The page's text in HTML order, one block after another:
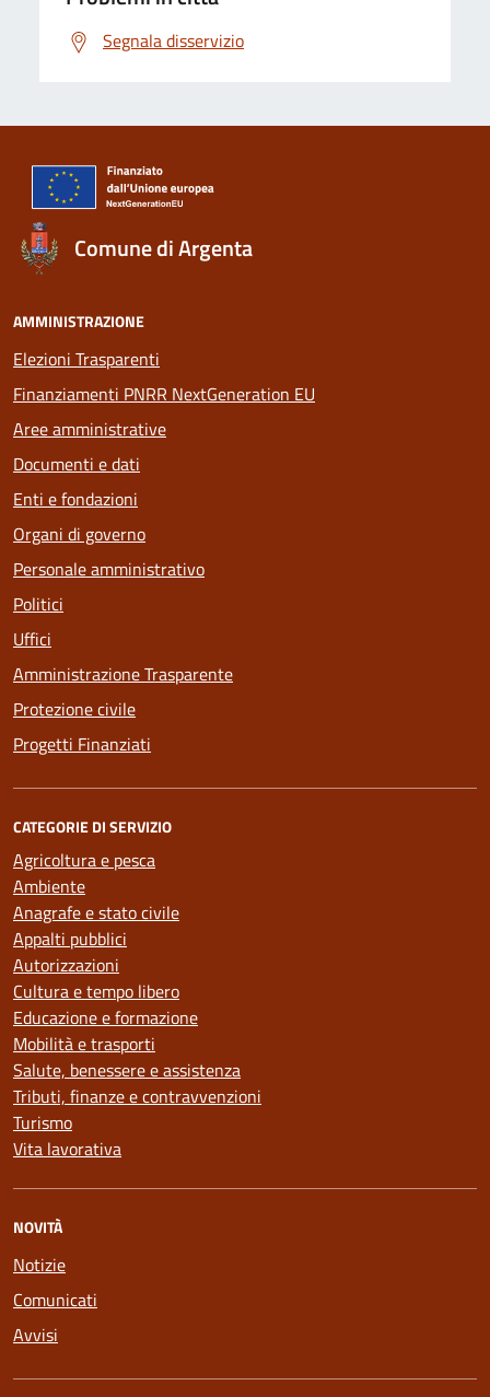
Segnala disservizio
Comune di Argenta
AMMINISTRAZIONE
Elezioni Trasparenti
Finanziamenti PNRR NextGeneration EU
Aree amministrative
Documenti e dati
Enti e fondazioni
Organi di governo
Personale amministrativo
Politici
Uffici
Amministrazione Trasparente
Protezione civile
Progetti Finanziati
CATEGORIE DI SERVIZIO
Agricoltura e pesca
Ambiente
Anagrafe e stato civile
Appalti pubblici
Autorizzazioni
Cultura e tempo libero
Educazione e formazione
Mobilità e trasporti
Salute, benessere e assistenza
Tributi, finanze e contravvenzioni
Turismo
Vita lavorativa
NOVITÀ
Notizie
Comunicati
Avvisi